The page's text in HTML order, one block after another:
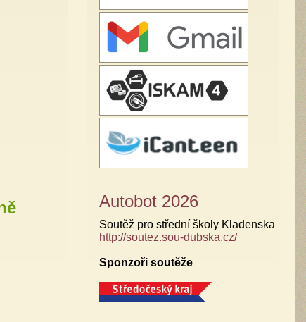
Autobot 2026
Soutěž pro střední školy Kladenska
http://soutez.sou-dubska.cz/
Sponzoři soutěže